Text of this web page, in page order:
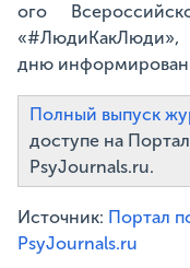
ого
«#ЛюдиКакЛюди»,
дню
Полный выпуск
доступе на
PsyJournals.ru.
Источник: Портал
PsyJournals.ru